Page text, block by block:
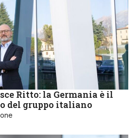
Ritto: la Germania è il
del gruppo italiano